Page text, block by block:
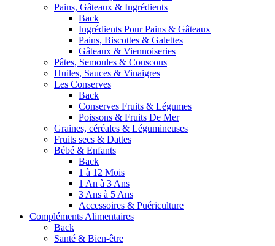
Pains, Gâteaux & Ingrédients
Back
Ingrédients Pour Pains & Gâteaux
Pains, Biscottes & Galettes
Gâteaux & Viennoiseries
Pâtes, Semoules & Couscous
Huiles, Sauces & Vinaigres
Les Conserves
Back
Conserves Fruits & Légumes
Poissons & Fruits De Mer
Graines, céréales & Légumineuses
Fruits secs & Dattes
Bébé & Enfants
Back
1 à 12 Mois
1 An à 3 Ans
3 Ans à 5 Ans
Accessoires & Puériculture
Compléments Alimentaires
Back
Santé & Bien-être